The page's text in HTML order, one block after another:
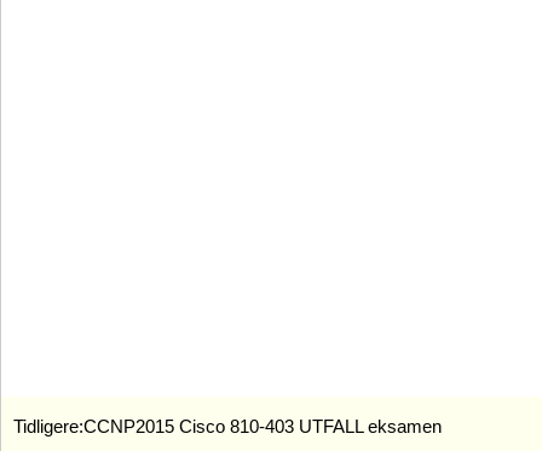
Tidligere:CCNP2015 Cisco 810-403 UTFALL eksamen